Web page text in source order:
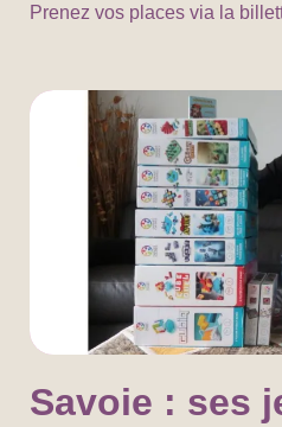
Prenez vos places via la
Savoie : ses